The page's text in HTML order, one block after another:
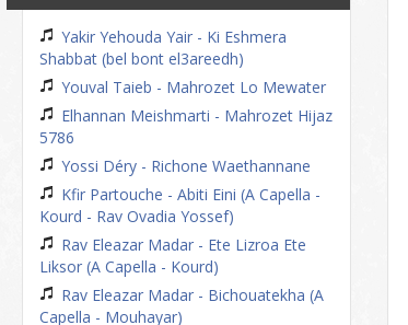
Yakir Yehouda Yair - Ki Eshmera
Shabbat (bel bont el3areedh)
Youval Taieb - Mahrozet Lo Mewater
Elhannan Meishmarti - Mahrozet Hijaz
5786
Yossi Déry - Richone Waethannane
Kfir Partouche - Abiti Eini (A Capella -
Kourd - Rav Ovadia Yossef)
Rav Eleazar Madar - Ete Lizroa Ete
Liksor (A Capella - Kourd)
Rav Eleazar Madar - Bichouatekha (A
Capella - Mouhayar)